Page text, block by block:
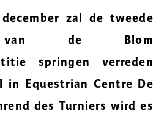
zal de tweede
van de Blom
springen verreden
in Equestrian Centre De
des Turniers wird es